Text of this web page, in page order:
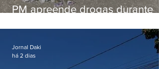
PM apreende drogas durante
Jornal Daki
há 2 dias